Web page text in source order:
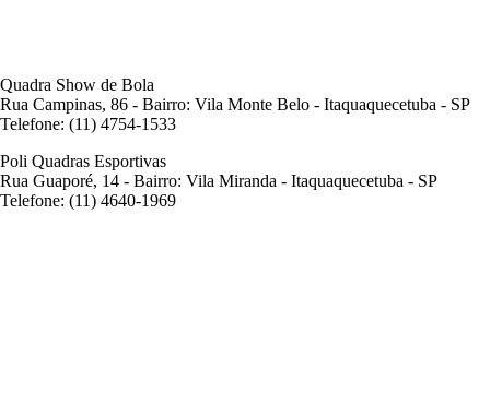
Quadra Show de Bola
Rua Campinas, 86 - Bairro: Vila Monte Belo - Itaquaquecetuba - SP
Telefone: (11) 4754-1533
Poli Quadras Esportivas
Rua Guaporé, 14 - Bairro: Vila Miranda - Itaquaquecetuba - SP
Telefone: (11) 4640-1969